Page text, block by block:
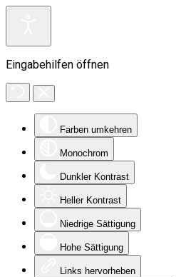
Eingabehilfen öffnen
Farben umkehren
Monochrom
Dunkler Kontrast
Heller Kontrast
Niedrige Sättigung
Hohe Sättigung
Links hervorheben